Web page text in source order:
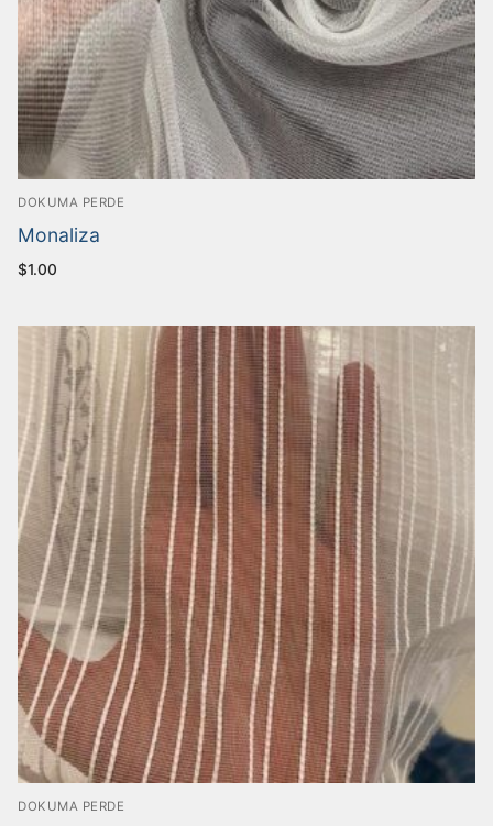
DOKUMA PERDE
Monaliza
$1.00
DOKUMA PERDE